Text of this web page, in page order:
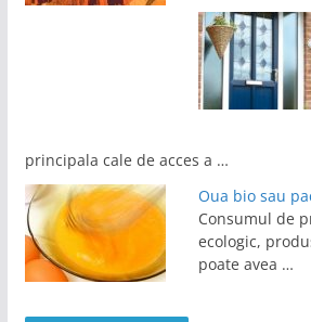
principala cale de acces a …
Oua bio sau
Consumul de
ecologic,
poate avea …